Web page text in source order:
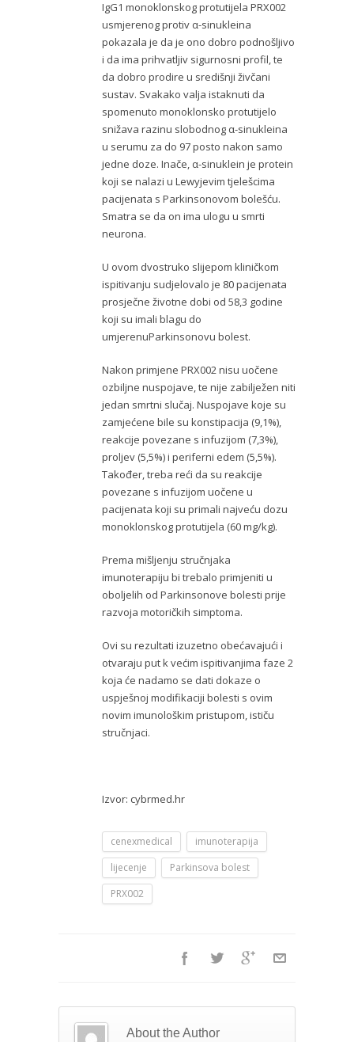
IgG1 monoklonskog protutijela PRX002
usmjerenog protiv α-sinukleina
pokazala je da je ono dobro podnošljivo
i da ima prihvatljiv sigurnosni profil, te
da dobro prodire u središnji živčani
sustav. Svakako valja istaknuti da
spomenuto monoklonsko protutijelo
snižava razinu slobodnog α-sinukleina
u serumu za do 97 posto nakon samo
jedne doze. Inače, α-sinuklein je protein
koji se nalazi u Lewyjevim tjelešcima
pacijenata s Parkinsonovom bolešću.
Smatra se da on ima ulogu u smrti
neurona.
U ovom dvostruko slijepom kliničkom
ispitivanju sudjelovalo je 80 pacijenata
prosječne životne dobi od 58,3 godine
koji su imali blagu do
umjerenuParkinsonovu bolest.
Nakon primjene PRX002 nisu uočene
ozbiljne nuspojave, te nije zabilježen niti
jedan smrtni slučaj. Nuspojave koje su
zamjećene bile su konstipacija (9,1%),
reakcije povezane s infuzijom (7,3%),
proljev (5,5%) i periferni edem (5,5%).
Također, treba reći da su reakcije
povezane s infuzijom uočene u
pacijenata koji su primali najveću dozu
monoklonskog protutijela (60 mg/kg).
Prema mišljenju stručnjaka
imunoterapiju bi trebalo primjeniti u
oboljelih od Parkinsonove bolesti prije
razvoja motoričkih simptoma.
Ovi su rezultati izuzetno obećavajući i
otvaraju put k većim ispitivanjima faze 2
koja će nadamo se dati dokaze o
uspješnoj modifikaciji bolesti s ovim
novim imunološkim pristupom, ističu
stručnjaci.
Izvor: cybrmed.hr
cenexmedical
imunoterapija
lijecenje
Parkinsova bolest
PRX002
About the Author